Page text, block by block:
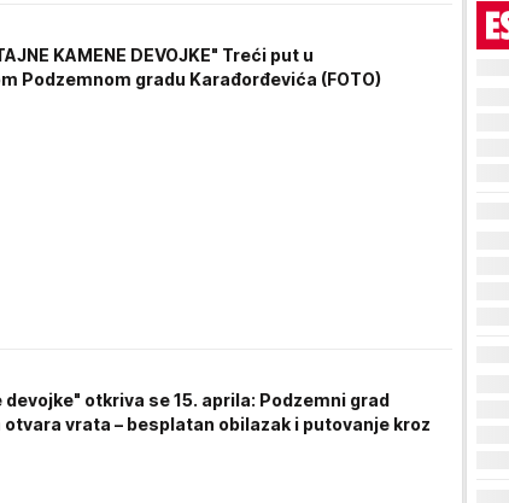
KAMENE DEVOJKE" Treći put u
Podzemnom gradu Karađorđevića (FOTO)
devojke" otkriva se 15. aprila: Podzemni grad
otvara vrata – besplatan obilazak i putovanje kroz